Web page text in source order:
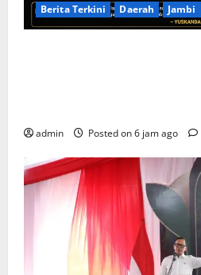
Berita Terkini Daerah Jambi
admin Posted on 6 jam ago